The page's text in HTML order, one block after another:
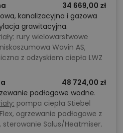
34 669,00 zł
kanalizacyjna i gazowa
grawitacyjna.
rury wielowarstwowe
Wavin AS,
z odzyskiem ciepła LWZ
48 724,00 zł
podłogowe wodne.
pompa ciepła Stiebel
ogrzewanie podłogowe z
sterowanie Salus/Heatmiser.